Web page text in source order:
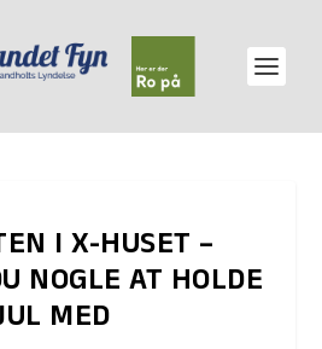
I X-HUSET –
NOGLE AT HOLDE
MED